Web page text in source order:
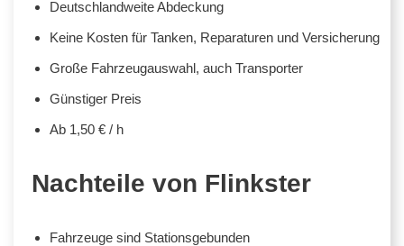
Deutschlandweite Abdeckung
Keine Kosten für Tanken, Reparaturen und Versicherung
Große Fahrzeugauswahl, auch Transporter
Günstiger Preis
Ab 1,50 € / h
Nachteile von Flinkster
Fahrzeuge sind Stationsgebunden